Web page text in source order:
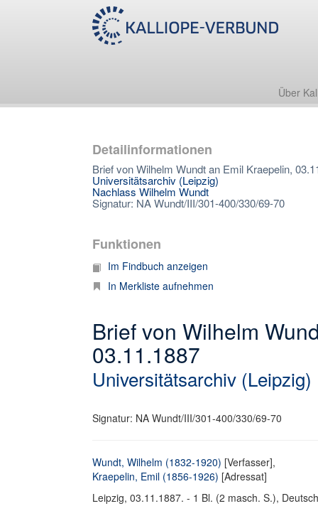
Über
Detailinformationen
Brief von Wilhelm Wundt an Emil Kraepelin,
Universitätsarchiv (Leipzig)
Nachlass Wilhelm Wundt
Signatur: NA Wundt/III/301-400/330/69-70
Funktionen
Im Findbuch anzeigen
In Merkliste aufnehmen
Brief von Wilhelm
03.11.1887
Universitätsarchiv (Leipzig)
Signatur: NA Wundt/III/301-400/330/69-70
Wundt, Wilhelm (1832-1920) [Verfasser],
Kraepelin, Emil (1856-1926) [Adressat]
Leipzig, 03.11.1887. - 1 Bl. (2 masch. S.),